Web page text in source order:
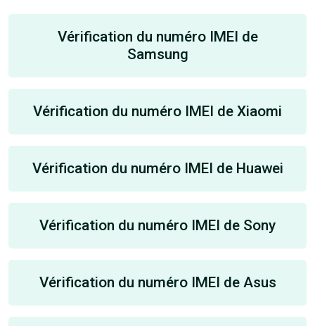
Vérification du numéro IMEI de
Samsung
Vérification du numéro IMEI de Xiaomi
Vérification du numéro IMEI de Huawei
Vérification du numéro IMEI de Sony
Vérification du numéro IMEI de Asus